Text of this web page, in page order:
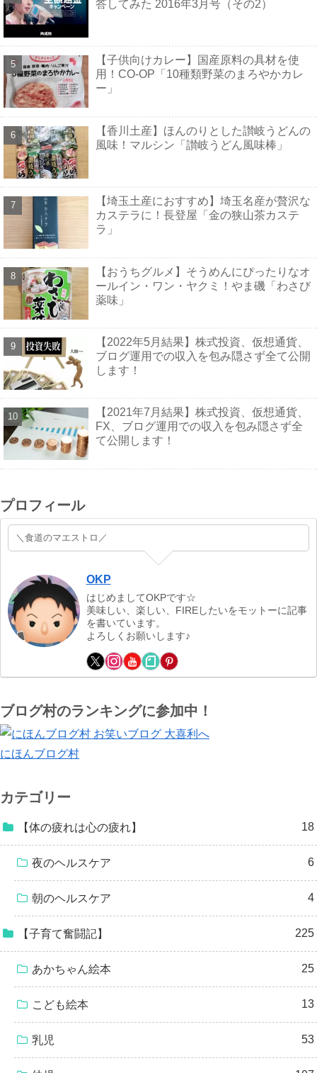
答してみた 2016年3月号（その2）
【子供向けカレー】国産原料の具材を使
用！CO-OP「10種類野菜のまろやかカレ
ー」
【香川土産】ほんのりとした讃岐うどんの
風味！マルシン「讃岐うどん風味棒」
【埼玉土産におすすめ】埼玉名産が贅沢な
カステラに！長登屋「金の狭山茶カステ
ラ」
【おうちグルメ】そうめんにぴったりなオ
ールイン・ワン・ヤクミ！やま磯「わさび
薬味」
【2022年5月結果】株式投資、仮想通貨、
ブログ運用での収入を包み隠さず全て公開
します！
【2021年7月結果】株式投資、仮想通貨、
FX、ブログ運用での収入を包み隠さず全
て公開します！
プロフィール
＼食道のマエストロ／
OKP
はじめましてOKPです☆
美味しい、楽しい、FIREしたいをモットーに記事
を書いています。
よろしくお願いします♪
ブログ村のランキングに参加中！
にほんブログ村
カテゴリー
【体の疲れは心の疲れ】 18
夜のヘルスケア 6
朝のヘルスケア 4
【子育て奮闘記】 225
あかちゃん絵本 25
こども絵本 13
乳児 53